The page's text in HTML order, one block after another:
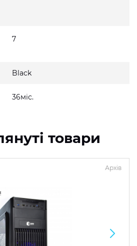
7
Black
36міс.
товари
Архів